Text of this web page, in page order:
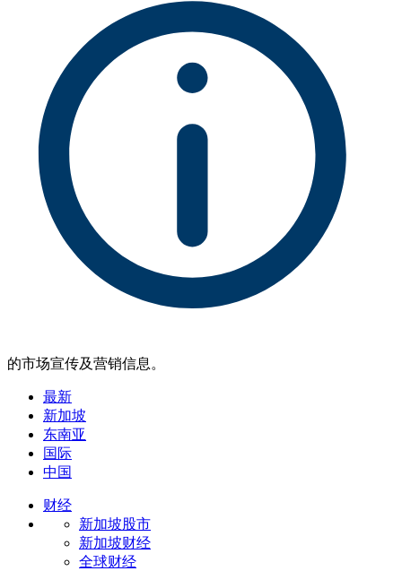
的市场宣传及营销信息。
最新
新加坡
东南亚
国际
中国
财经
新加坡股市
新加坡财经
全球财经